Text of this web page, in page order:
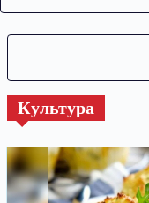
Культура